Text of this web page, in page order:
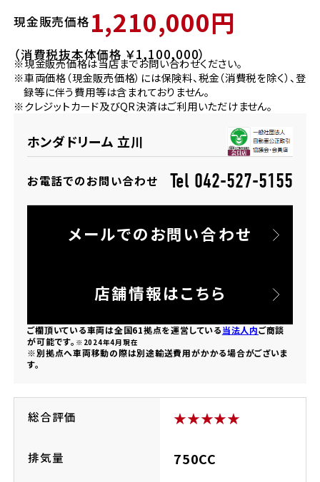
イベント
法人向けサービス
お問い合わせ
現金販売価格 1,210,000円
（消費税抜本体価格 ￥1,100,000）
※現金販売価格は当店までお問い合わせください。
※車両価格（現金販売価格）には保険料、税金（消費税を除く）、登
録等に伴う費用等は含まれておりません。
※クレジットカード及びQR決済はご利用いただけません。
ホンダドリーム 立川
お電話でのお問い合わせ Tel 042-527-5155
メールでのお問い合わせ
店舗情報はこちら
ご欄頂いている車両は全国61拠点を運営している当法人内ご商談
が可能です。 ※2024年4月現在
※別拠点へ車両移動の際は別途輸送費用がかかる場合がございま
す。
総合評価 ★★★★★
排気量 750CC
宮城県
ホンダドリーム 仙台泉
ホンダドリーム 宮城岩沼
福島県
ホンダドリーム 郡山
ホンダドリーム 練馬
ホンダドリーム 板橋
ホンダドリーム 葛飾
ホンダドリーム 大田
神奈川県
ホンダドリーム 横浜旭
ホンダドリーム 川崎宮前
ホンダドリーム 小牧
ホンダドリーム 名古屋東
ホンダドリーム 一宮
ホンダドリーム 豊橋
ホンダドリーム 名古屋上小田井
岐阜県
ホンダドリーム 藤井寺
ホンダドリーム 東淀川
ホンダドリーム 豊中
ホンダドリーム 京都伏見
ホンダドリーム 京都右京
兵庫県
ホンダドリーム 尼崎
ホンダドリーム 姫路
広島県
ホンダドリーム 広島
ホンダドリーム 福山
徳島県
ホンダドリーム 徳島
香川県
高知県
ホンダドリーム 高知
ホンダドリーム 久留米
ホンダドリーム 福岡春日
ホンダドリーム 福岡西
ホンダドリーム 熊本